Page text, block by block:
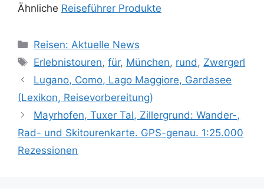
Ähnliche Reiseführer Produkte
Kategorien
Reisen: Aktuelle News
Schlagwörter
Erlebnistouren,für, München, rund , Zwergerl
Lugano, Como, Lago Maggiore, Gardasee
(Lexikon, Reisevorbereitung)
Mayrhofen, Tuxer Tal, Zillergrund: Wander-,
Rad- und Skitourenkarte. GPS-genau. 1:25.000
Rezessionen